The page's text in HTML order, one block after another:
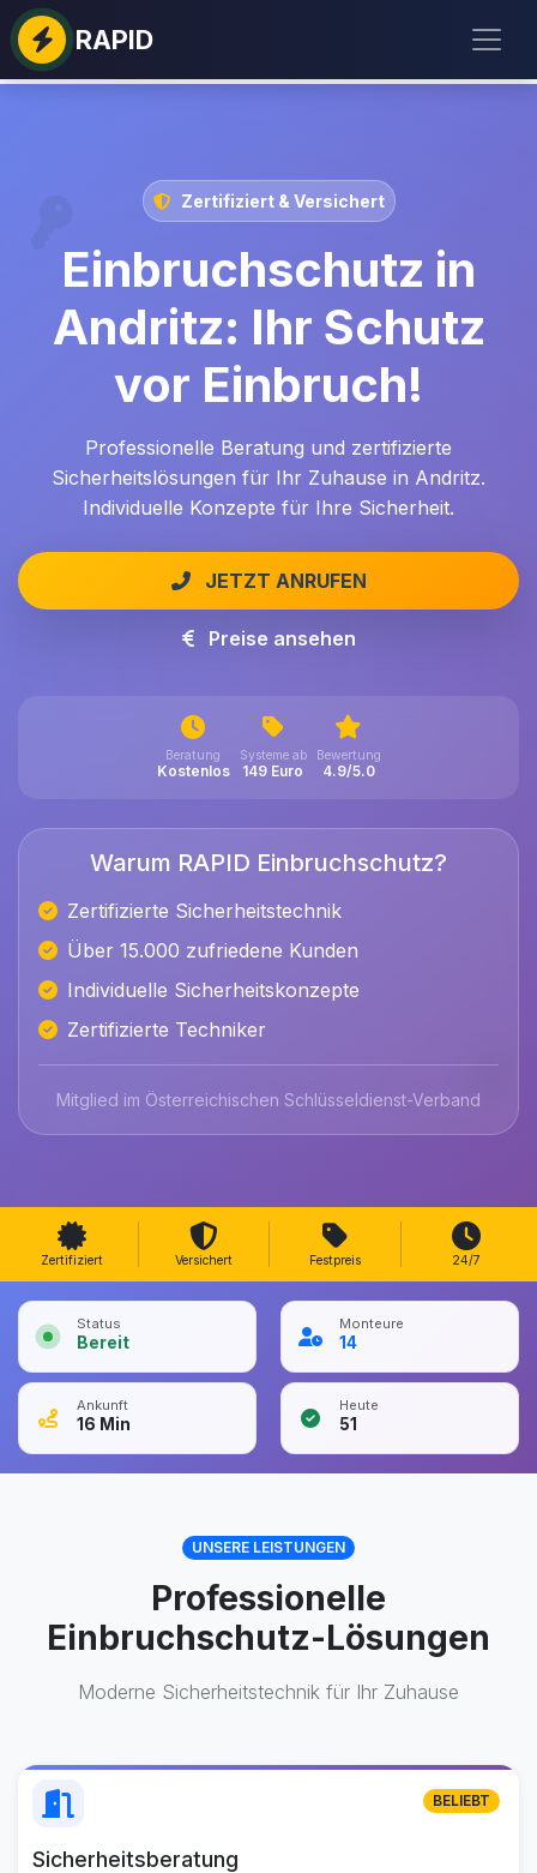
RAPID
Zertifiziert & Versichert
Einbruchschutz in
Andritz: Ihr Schutz
vor Einbruch!
Professionelle Beratung und zertifizierte
Sicherheitslösungen für Ihr Zuhause in Andritz.
Individuelle Konzepte für Ihre Sicherheit.
JETZT ANRUFEN
Preise ansehen
Beratung
Kostenlos
Systeme ab
149 Euro
Bewertung
4.9/5.0
Warum RAPID Einbruchschutz?
Zertifizierte Sicherheitstechnik
Über 15.000 zufriedene Kunden
Individuelle Sicherheitskonzepte
Zertifizierte Techniker
Mitglied im Österreichischen Schlüsseldienst-Verband
Zertifiziert Versichert Festpreis 24/7
Status
Bereit
Monteure
14
Ankunft
16 Min
Heute
51
UNSERE LEISTUNGEN
Professionelle
Einbruchschutz-Lösungen
Moderne Sicherheitstechnik für Ihr Zuhause
Sicherheitsberatung
BELIEBT